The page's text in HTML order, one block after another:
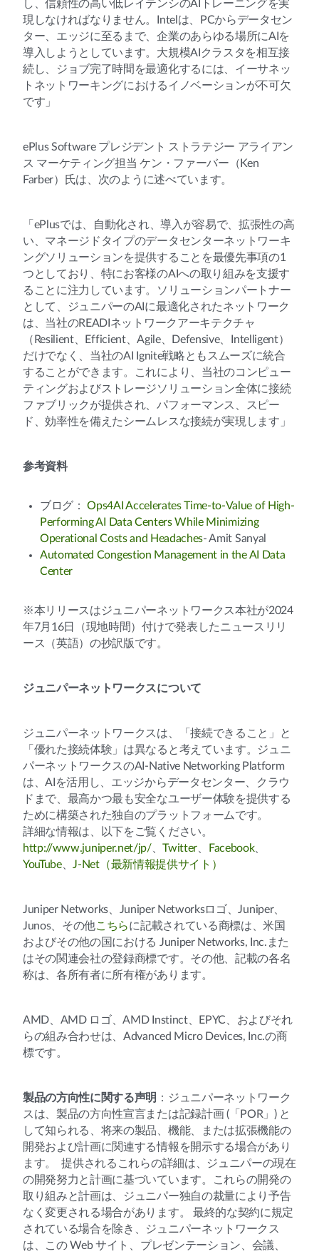
し、信頼性の高い低レイテンシのAIトレーニングを実
現しなければなりません。Intelは、PCからデータセン
ター、エッジに至るまで、企業のあらゆる場所にAIを
導入しようとしています。大規模AIクラスタを相互接
続し、ジョブ完了時間を最適化するには、イーサネッ
トネットワーキングにおけるイノベーションが不可欠
です」
ePlus Software プレジデント ストラテジー アライアン
ス マーケティング担当 ケン・ファーバー（Ken
Farber）氏は、次のように述べています。
「ePlusでは、自動化され、導入が容易で、拡張性の高
い、マネージドタイプのデータセンターネットワーキ
ングソリューションを提供することを最優先事項の1
つとしており、特にお客様のAIへの取り組みを支援す
ることに注力しています。ソリューションパートナー
として、ジュニパーのAIに最適化されたネットワーク
は、当社のREADIネットワークアーキテクチャ
（Resilient、Efficient、Agile、Defensive、Intelligent）
だけでなく、当社のAI Ignite戦略ともスムーズに統合
することができます。これにより、当社のコンピュー
ティングおよびストレージソリューション全体に接続
ファブリックが提供され、パフォーマンス、スピー
ド、効率性を備えたシームレスな接続が実現します」
参考資料
ブログ：Ops4AI Accelerates Time-to-Value of High-
Performing AI Data Centers While Minimizing
Operational Costs and Headaches- Amit Sanyal
Automated Congestion Management in the AI Data
Center
※本リリースはジュニパーネットワークス本社が2024
年7月16日（現地時間）付けで発表したニュースリリ
ース（英語）の抄訳版です。
ジュニパーネットワークスについて
ジュニパーネットワークスは、「接続できること」と
「優れた接続体験」は異なると考えています。ジュニ
パーネットワークスのAI-Native Networking Platform
は、AIを活用し、エッジからデータセンター、クラウ
ドまで、最高かつ最も安全なユーザー体験を提供する
ために構築された独自のプラットフォームです。
詳細な情報は、以下をご覧ください。
http://www.juniper.net/jp/、Twitter Facebook、
YouTube、J-Net（最新情報提供サイト）
Juniper Networks、Juniper Networksロゴ、Juniper、
Junos、その他こちらに記載されている商標は、米国
およびその他の国における Juniper Networks, Inc.また
はその関連会社の登録商標です。その他、記載の各名
称は、各所有者に所有権があります。
AMD、AMD ロゴ、AMD Instinct、EPYC、およびそれ
らの組み合わせは、Advanced Micro Devices, Inc.の商
標です。
製品の方向性に関する声明 ：ジュニパーネットワーク
スは、製品の方向性宣言または記録計画 (「POR」) と
して知られる、将来の製品、機能、または拡張機能の
開発および計画に関連する情報を開示する場合があり
ます。 提供されるこれらの詳細は、ジュニパーの現在
の開発努力と計画に基づいています。これらの開発の
取り組みと計画は、ジュニパー独自の裁量により予告
なく変更される場合があります。 最終的な契約に規定
されている場合を除き、ジュニパーネットワークス
は、この Web サイト、プレゼンテーション、会議、